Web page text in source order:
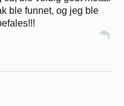
ble funnet, og jeg ble